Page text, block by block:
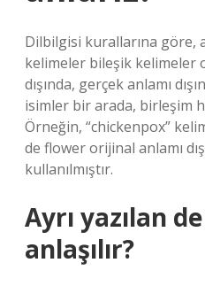
Dilbilgisi kurallarına göre,
kelimeler bileşik kelimeler
dışında, gerçek anlamı
isimler bir arada, birleşim
Örneğin, “chickenpox”
de flower orijinal anlamı
kullanılmıştır.
Ayrı yazılan
anlaşılır?